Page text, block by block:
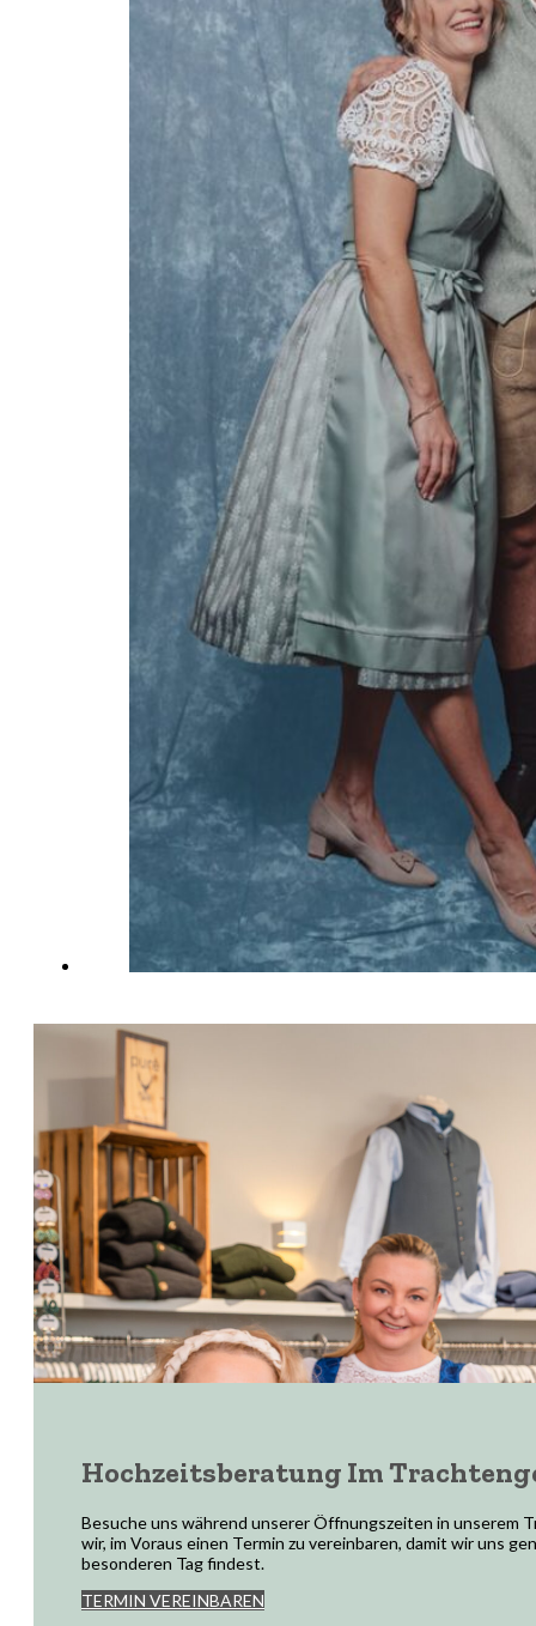
Hochzeitsberatung Im
Besuche uns während unserer Öffnungszeiten in unserem
wir, im Voraus einen Termin zu vereinbaren, damit wir uns
besonderen Tag findest.
TERMIN VEREINBAREN